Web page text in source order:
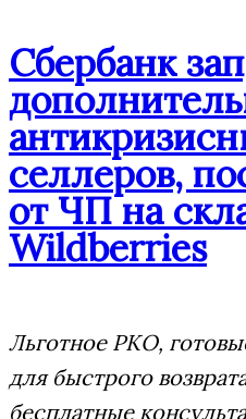
Сбербанк
селлеров,
от ЧП на
Wildberries
Льготное РКО,
для быстрого
бесплатные